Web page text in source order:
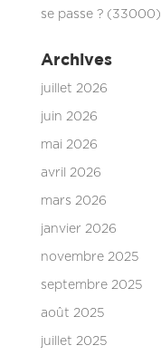
se passe ? (33000)
Archives
juillet 2026
juin 2026
mai 2026
avril 2026
mars 2026
janvier 2026
novembre 2025
septembre 2025
août 2025
juillet 2025